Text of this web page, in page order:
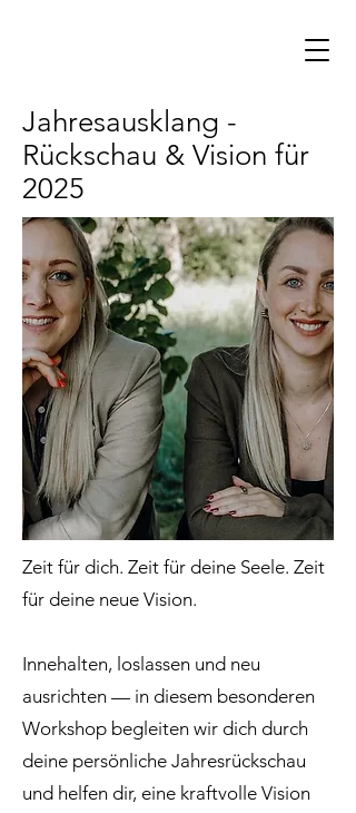
Jahresausklang -
Rückschau & Vision für
2025
Zeit für dich. Zeit für deine Seele. Zeit
für deine neue Vision.
Innehalten, loslassen und neu
ausrichten — in diesem besonderen
Workshop begleiten wir dich durch
deine persönliche Jahresrückschau
und helfen dir, eine kraftvolle Vision